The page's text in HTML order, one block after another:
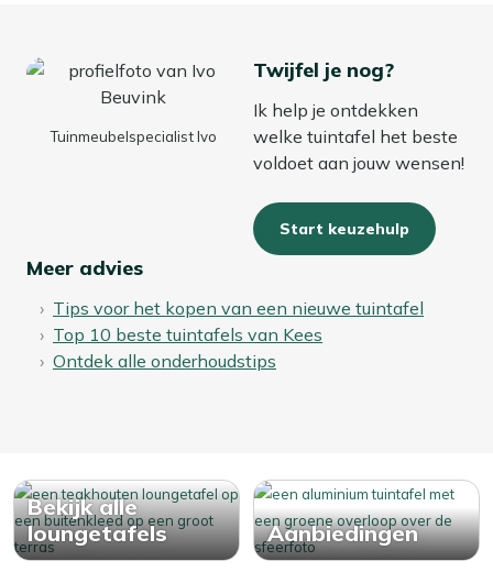
Tuinmeubelspecialist Ivo
Twijfel je nog?
Ik help je ontdekken
welke tuintafel het beste
voldoet aan jouw wensen!
Start keuzehulp
Meer advies
Tips voor het kopen van een nieuwe tuintafel
Top 10 beste tuintafels van Kees
Ontdek alle onderhoudstips
Bekijk alle
loungetafels
Aanbiedingen